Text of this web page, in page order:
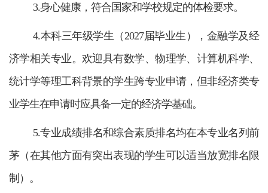
3.身心健康，符合国家和学校规定的体检要求。
4.本科三年级学生（2027届毕业生），金融学及经
济学相关专业。欢迎具有数学、物理学、计算机科学、
统计学等理工科背景的学生跨专业申请，但非经济类专
业学生在申请时应具备一定的经济学基础。
5.专业成绩排名和综合素质排名均在本专业名列前
茅（在其他方面有突出表现的学生可以适当放宽排名限
制）。